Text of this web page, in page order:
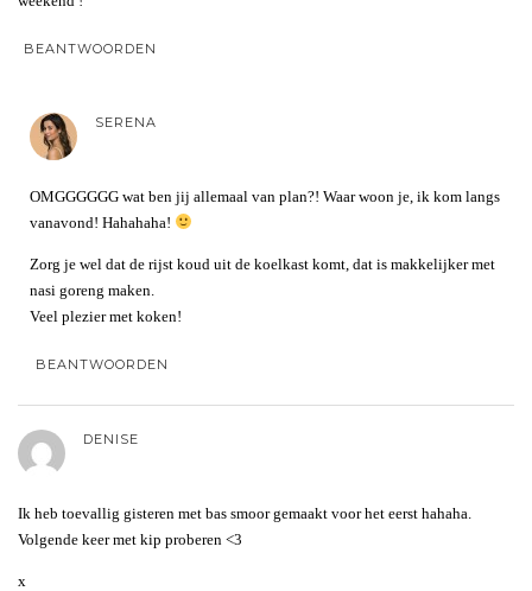
BEANTWOORDEN
SERENA
OMGGGGGG wat ben jij allemaal van plan?! Waar woon je, ik kom langs
vanavond! Hahahaha!
Zorg je wel dat de rijst koud uit de koelkast komt, dat is makkelijker met
nasi goreng maken.
Veel plezier met koken!
BEANTWOORDEN
DENISE
Ik heb toevallig gisteren met bas smoor gemaakt voor het eerst hahaha.
Volgende keer met kip proberen <3
x